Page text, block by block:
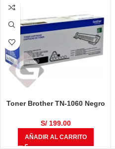
Toner Brother TN-1060 Negro
S/199.00
AÑADIR AL CARRITO